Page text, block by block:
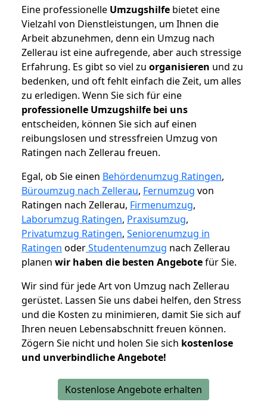
Eine professionelle Umzugshilfe bietet eine
Vielzahl von Dienstleistungen, um Ihnen die
Arbeit abzunehmen, denn ein Umzug nach
Zellerau ist eine aufregende, aber auch stressige
Erfahrung. Es gibt so viel zu organisieren und zu
bedenken, und oft fehlt einfach die Zeit, um alles
zu erledigen. Wenn Sie sich für eine
professionelle Umzugshilfe bei uns
entscheiden, können Sie sich auf einen
reibungslosen und stressfreien Umzug von
Ratingen nach Zellerau freuen.
Egal, ob Sie einen Behördenumzug Ratingen,
Büroumzug nach Zellerau, Fernumzug von
Ratingen nach Zellerau, Firmenumzug,
Laborumzug Ratingen, Praxisumzug,
Privatumzug Ratingen, Seniorenumzug in
Ratingen oderStudentenumzug nach Zellerau
planen wir haben die besten Angebotefür Sie.
Wir sind für jede Art von Umzug nach Zellerau
gerüstet. Lassen Sie uns dabei helfen, den Stress
und die Kosten zu minimieren, damit Sie sich auf
Ihren neuen Lebensabschnitt freuen können.
Zögern Sie nicht und holen Sie sich kostenlose
und unverbindliche Angebote!
Kostenlose Angebote erhalten